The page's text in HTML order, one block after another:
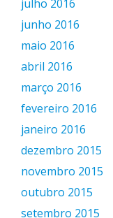
julho 2016
junho 2016
maio 2016
abril 2016
março 2016
fevereiro 2016
janeiro 2016
dezembro 2015
novembro 2015
outubro 2015
setembro 2015